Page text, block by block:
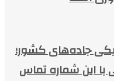
جاده‌های کشور؛
این شماره تماس